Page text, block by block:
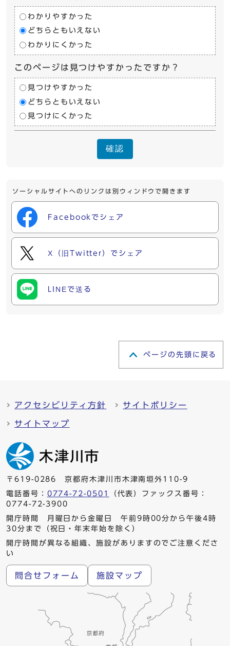
わかりやすかった
どちらともいえない
わかりにくかった
このページは見つけやすかったですか？
見つけやすかった
どちらともいえない
見つけにくかった
確認
ソーシャルサイトへのリンクは別ウィンドウで開きます
Facebookでシェア
X（旧Twitter）でシェア
LINEで送る
ページの先頭に戻る
アクセシビリティ方針 サイトポリシー
サイトマップ
〒619-0286 京都府木津川市木津南垣外110-9
電話番号： 0774-72-0501
（代表）ファックス番号：
0774-72-3900
開庁時間 月曜日から金曜日 午前9時00分から午後4時
30分まで（祝日・年末年始を除く）
開庁時間が異なる組織、施設がありますのでご注意くださ
い
問合せフォーム 施設マップ